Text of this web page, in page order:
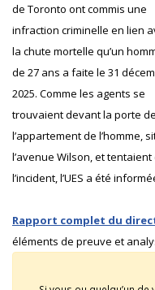
de Toronto ont commis une
infraction criminelle en lien
la chute mortelle qu’un
de 27 ans a faite le 31
2025. Comme les agents se
trouvaient devant la porte de
l’appartement de l’homme,
l’avenue Wilson, et
l’incident, l’UES a été
Rapport complet du
éléments de preuve et